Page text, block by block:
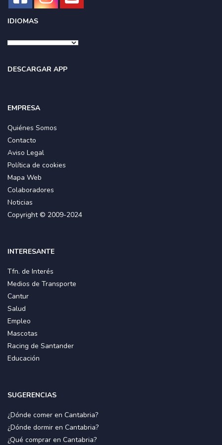
IDIOMAS
DESCARGAR APP
EMPRESA
Quiénes Somos
Contacto
Aviso Legal
Política de cookies
Mapa Web
Colaboradores
Noticias
Copyright © 2009-2024
INTERESANTE
Tfn. de Interés
Medios de Transporte
Cantur
Salud
Empleo
Mascotas
Racing de Santander
Educación
SUGERENCIAS
¿Dónde comer en Cantabria?
¿Dónde dormir en Cantabria?
¿Qué comprar en Cantabria?